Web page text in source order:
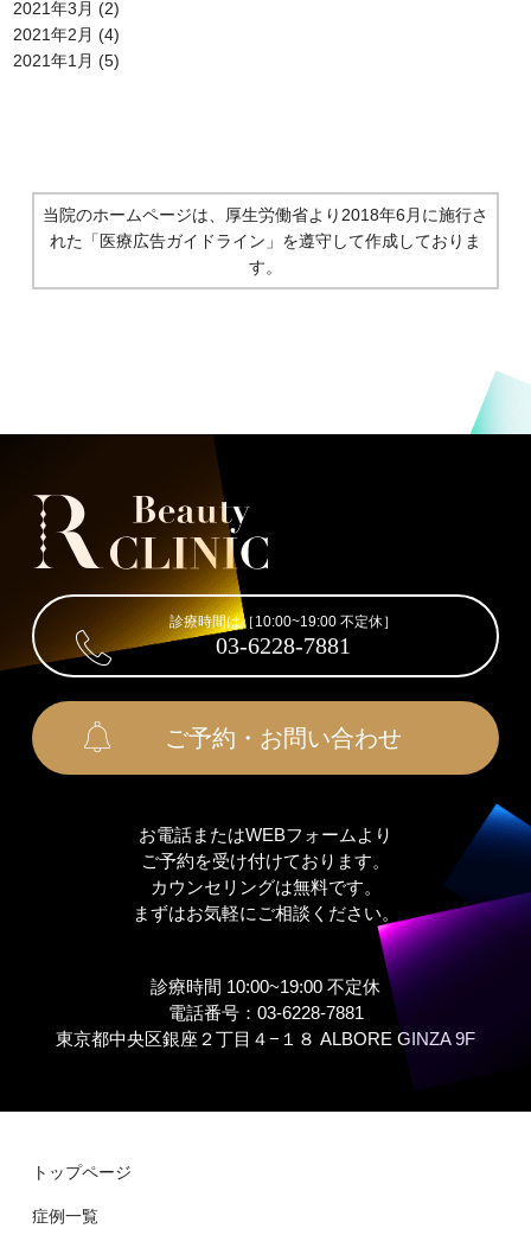
2021年3月 (2)
2021年2月 (4)
2021年1月 (5)
当院のホームページは、厚生労働省より2018年6月に施行さ
れた 「医療広告ガイドライン」を遵守して作成しておりま
す。
診療時間は［10:00~19:00 不定休］
03-6228-7881
ご予約・お問い合わせ
お電話またはWEBフォームより
ご予約を受け付けております。
カウンセリングは無料です。
まずはお気軽にご相談ください。
診療時間 10:00~19:00 不定休
電話番号：03-6228-7881
東京都中央区銀座２丁⽬４−１８ ALBORE GINZA 9F
トップページ
症例⼀覧